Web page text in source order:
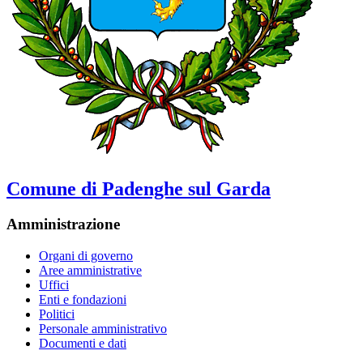
Comune di Padenghe sul Garda
Amministrazione
Organi di governo
Aree amministrative
Uffici
Enti e fondazioni
Politici
Personale amministrativo
Documenti e dati